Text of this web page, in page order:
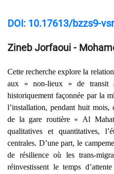
DOI: 10.17613/bzzs9-
Zineb Jorfaoui -
Cette recherche explore la
aux « non-lieux » de transit
historiquement façonnée par la
l’installation, pendant huit
de la gare routière « Al
qualitatives et quantitatives,
centrales. D’une part, le
de résilience où les trans-
réinvestissent le temps